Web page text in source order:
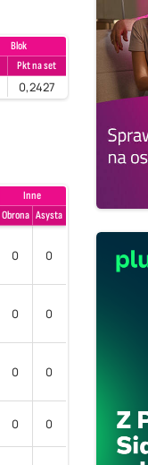
Blok
Pkt na set
0,2427
Inne
Obrona Asysta
0 0
0 0
0 0
0 0